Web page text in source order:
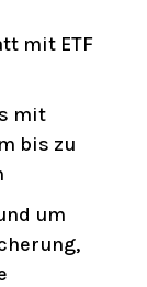
mit ETF
mit
bis zu
um